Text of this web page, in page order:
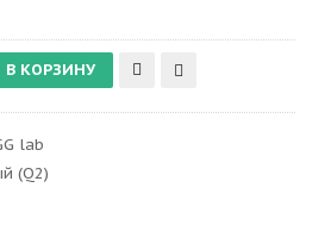
lab
(Q2)